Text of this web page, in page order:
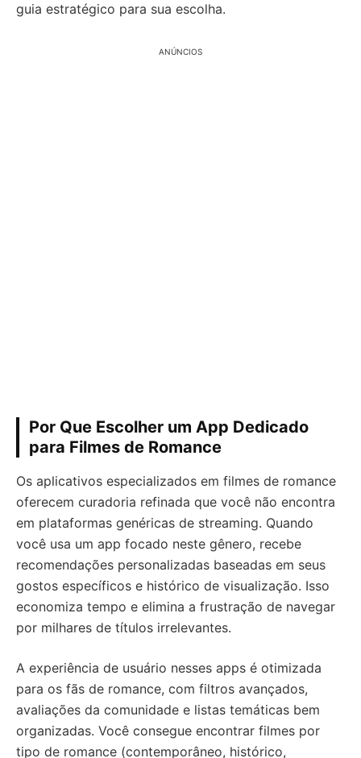
guia estratégico para sua escolha.
ANÚNCIOS
Por Que Escolher um App Dedicado
para Filmes de Romance
Os aplicativos especializados em filmes de romance
oferecem curadoria refinada que você não encontra
em plataformas genéricas de streaming. Quando
você usa um app focado neste gênero, recebe
recomendações personalizadas baseadas em seus
gostos específicos e histórico de visualização. Isso
economiza tempo e elimina a frustração de navegar
por milhares de títulos irrelevantes.
A experiência de usuário nesses apps é otimizada
para os fãs de romance, com filtros avançados,
avaliações da comunidade e listas temáticas bem
organizadas. Você consegue encontrar filmes por
tipo de romance (contemporâneo, histórico,